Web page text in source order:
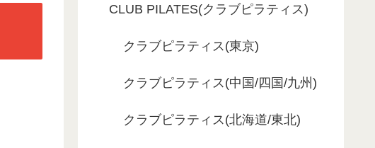
CLUB PILATES(クラブピラティス)
クラブピラティス(東京)
クラブピラティス(中国/四国/九州)
クラブピラティス(北海道/東北)